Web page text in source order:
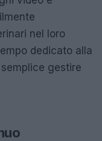
nel loro
dedicato alla
gestire